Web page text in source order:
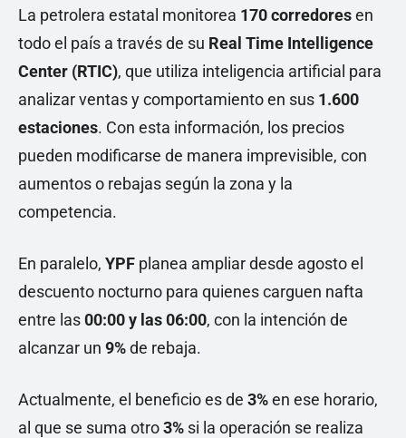
La petrolera estatal monitorea 170 corredoresen
todo el país a través de su Real Time Intelligence
Center (RTIC), que utiliza inteligencia artificial para
analizar ventas y comportamiento en sus 1.600
estaciones. Con esta información, los precios
pueden modificarse de manera imprevisible, con
aumentos o rebajas según la zona y la
competencia.
En paralelo, YPF planea ampliar desde agosto el
descuento nocturno para quienes carguen nafta
entre las00:00 y las 06:00, con la intención de
alcanzar un 9%de rebaja.
Actualmente, el beneficio es de 3%en ese horario,
al que se suma otro3% si la operación se realiza